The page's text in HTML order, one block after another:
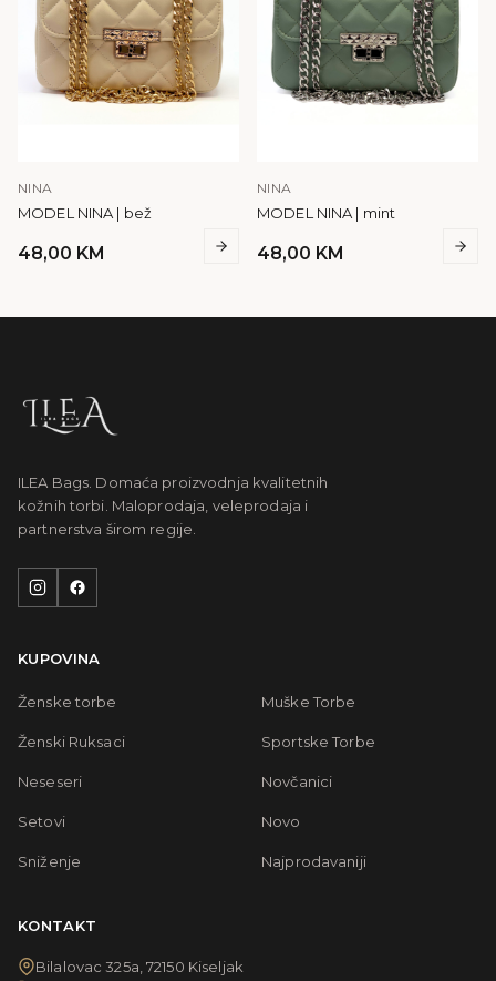
NINA
MODEL NINA | bež
48,00 KM
NINA
MODEL NINA | mint
48,00 KM
ILEA Bags. Domaća proizvodnja kvalitetnih
kožnih torbi. Maloprodaja, veleprodaja i
partnerstva širom regije.
KUPOVINA
Ženske torbe Muške Torbe
Ženski Ruksaci Sportske Torbe
Neseseri Novčanici
Setovi Novo
Sniženje Najprodavaniji
KONTAKT
Bilalovac 325a, 72150 Kiseljak